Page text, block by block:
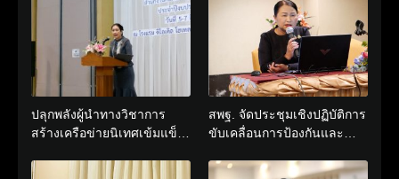
อดสู่การขับเคลื่อน
คุณภาพการศึกษาปี
ปลุกพลังผู้นำทางวิชาการ
สร้างเครือข่ายนิเทศเข้มแข็ง
อนาคต
สพฐ. จัดประชุมเชิงปฏิบัติการ
ขับเคลื่อนการป้องกันและ
สถานศึกษา มุ่งยกระดับ